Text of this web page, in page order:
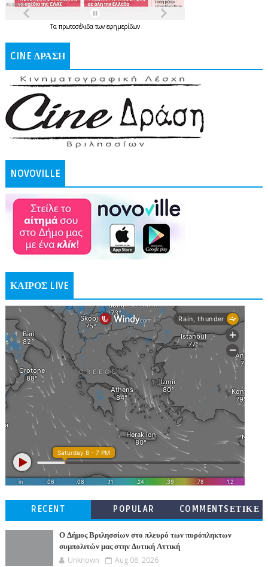
Τα πρωτοσέλιδατων εφημερίδων
CINE ΔΡΑΣΗ
NOVOVILLE
ΚΑΙΡΟΣ LIVE
RECENT POPULAR
COMMENTSΕΤΙΚΕ
Ο Δήμος Βριλησσίων στο πλευρό των πυρόπληκτων
συμπολιτών μας στην Δυτική Αττική
Unknown Aug 08, 2026